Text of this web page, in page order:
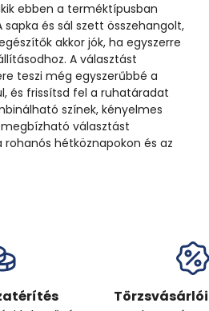
ebben a terméktípusban
és sál szett összehangolt,
akkor jók, ha egyszerre
A választást
teszi még egyszerűbbé a
és frissítsd fel a ruhatáradat
színek, kényelmes
választást
hétköznapokon és az